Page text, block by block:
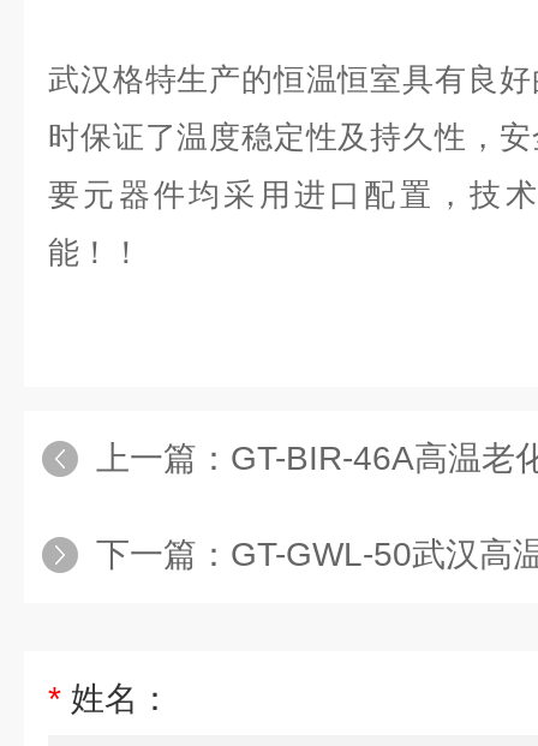
武汉格特生产的恒温恒室具有良
时保证了温度稳定性及持久性，
要元器件均采用进口配置，技
能！！
上一篇： GT-BIR-46A高温老
下一篇： GT-GWL-50武汉高
* 姓名：